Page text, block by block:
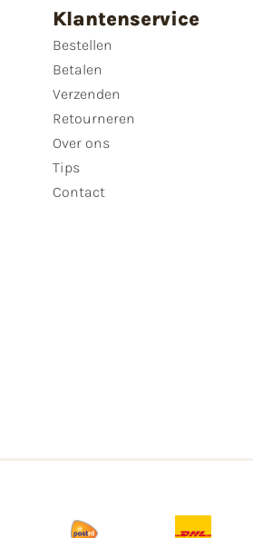
Klantenservice
Bestellen
Betalen
Verzenden
Retourneren
Over ons
Tips
Contact